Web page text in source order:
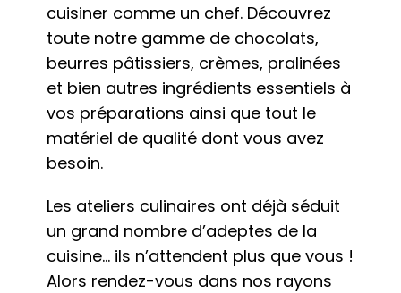
cuisiner comme un chef. Découvrez
toute notre gamme de chocolats,
beurres pâtissiers, crèmes, pralinées
et bien autres ingrédients essentiels à
vos préparations ainsi que tout le
matériel de qualité dont vous avez
besoin.
Les ateliers culinaires ont déjà séduit
un grand nombre d’adeptes de la
cuisine… ils n’attendent plus que vous !
Alors rendez-vous dans nos rayons